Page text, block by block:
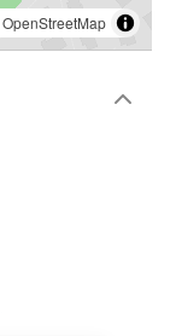
OpenStreetMap